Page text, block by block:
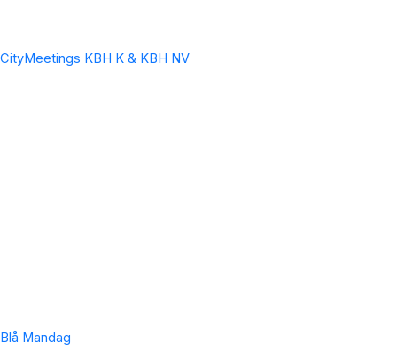
CityMeetings KBH K & KBH NV
Blå Mandag